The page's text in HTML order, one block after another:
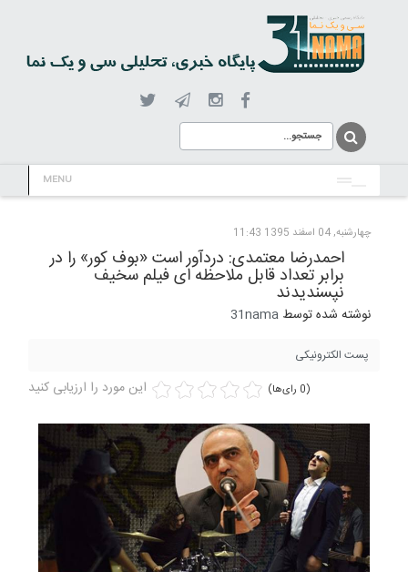
MENU
چهارشنبه, 04 اسفند 1395 11:43
احمدرضا معتمدی: دردآور است «بوف کور» را در
برابر تعداد قابل ملاحظه ای فیلم سخیف
نپسندیدند
نوشته شده توسط 31nama
پست الکترونیکی
این مورد را ارزیابی کنید (0 رای‌ها)